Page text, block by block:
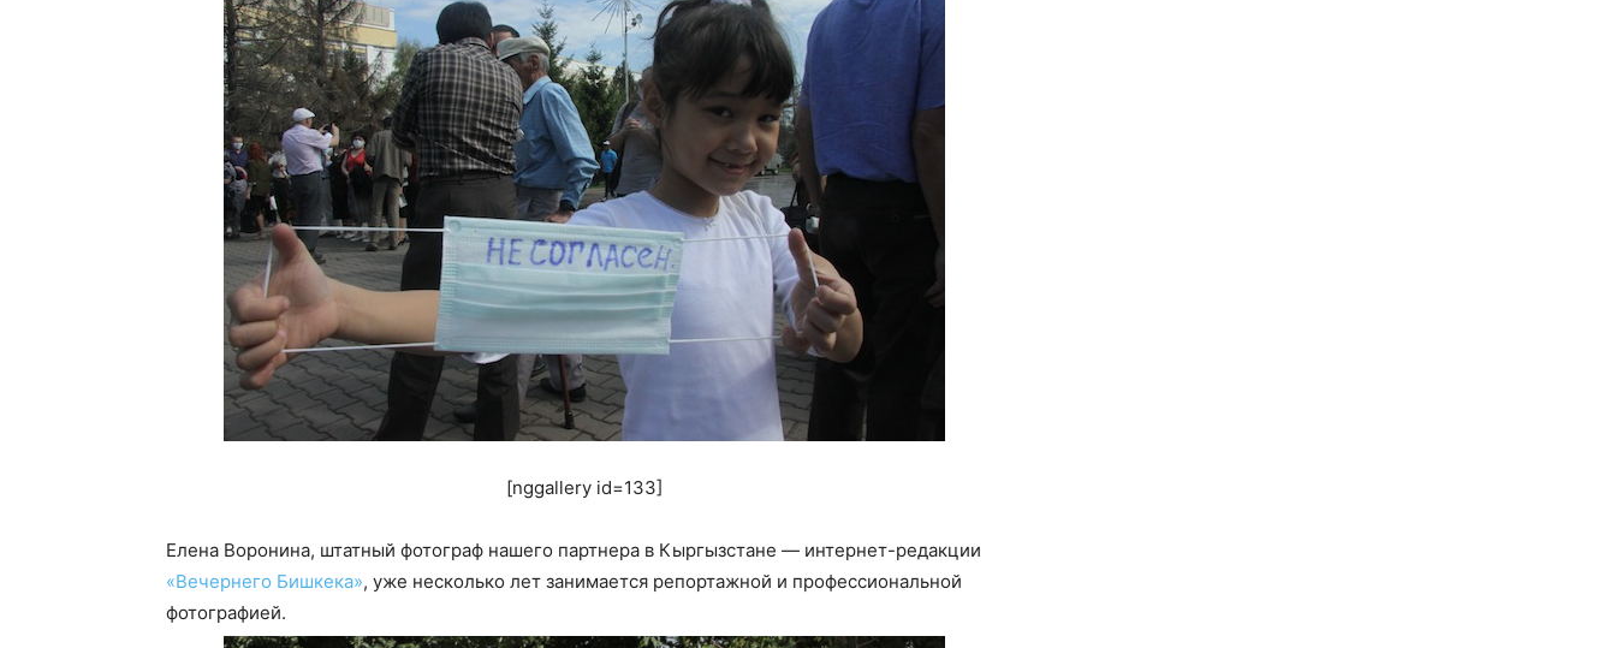
[nggallery id=133]
Елена Воронина, штатный фотограф нашего партнера в Кыргызстане — интернет-редакции
«Вечернего Бишкека», уже несколько лет занимается репортажной и профессиональной
фотографией.